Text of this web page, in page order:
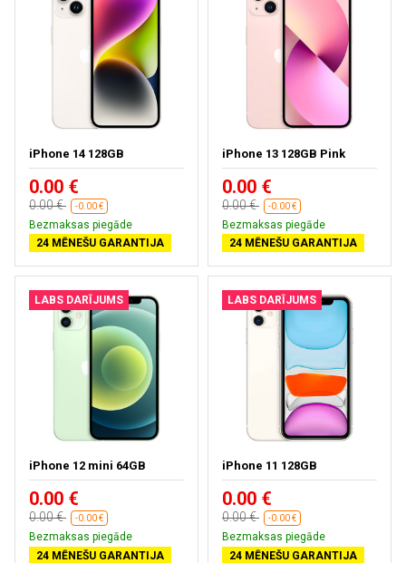
iPhone 14 128GB
0.00 €
0.00 € -0.00 €
Bezmaksas piegāde
24 MĒNEŠU GARANTIJA
iPhone 13 128GB Pink
0.00 €
0.00 € -0.00 €
Bezmaksas piegāde
24 MĒNEŠU GARANTIJA
LABS DARĪJUMS
iPhone 12 mini 64GB
0.00 €
0.00 € -0.00 €
Bezmaksas piegāde
24 MĒNEŠU GARANTIJA
LABS DARĪJUMS
iPhone 11 128GB
0.00 €
0.00 € -0.00 €
Bezmaksas piegāde
24 MĒNEŠU GARANTIJA